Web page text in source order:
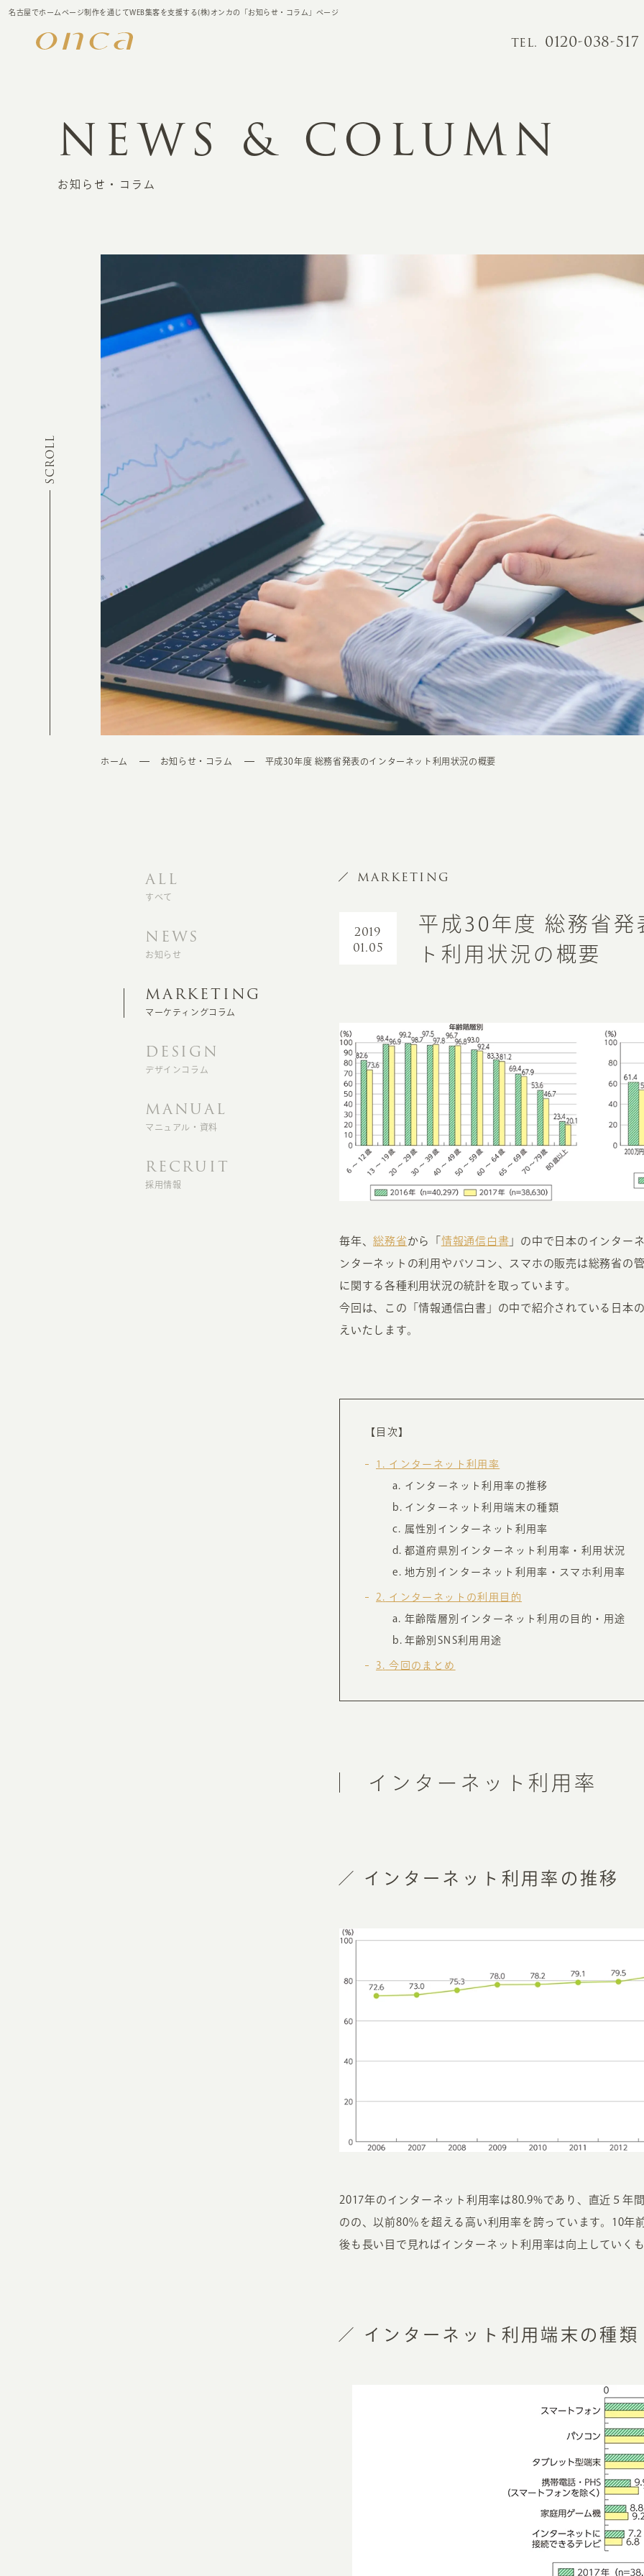
名古屋でホームページ制作を通じてWEB集客を支援する(株)オンカの「お知らせ・コラム」ページ
TEL. 0120-038-517
INFORMATION
ホームページ集客の重要性
よくある質問
お客様の声
ホームページ制作の流れ
お知らせ・コラム
ホームページ集客にかける想い
NEWS & COLUMN
お知らせ・コラム
SCROLL
ホーム お知らせ・コラム 平成30年度 総務省発表のインターネット利用状況の概要
ALL
すべて
NEWS
お知らせ
MARKETING
マーケティングコラム
DESIGN
デザインコラム
MANUAL
マニュアル・資料
RECRUIT
採用情報
MARKETING
平成30年度 総務省発
ト利用状況の概要
2019
01.05
毎年、総務省 から「 情報通信白書 」の中で日本のインター
ンターネットの利用やパソコン、スマホの販売は総務省の
に関する各種利用状況の統計を取っています。
今回は、この「情報通信白書」の中で紹介されている日本
えいたします。
【目次】
1 インターネット利用率
インターネット利用率の推移
インターネット利用端末の種類
属性別インターネット利用率
都道府県別インターネット利用率・利用状況
地方別インターネット利用率・スマホ利用率
2 インターネットの利用目的
年齢階層別インターネット利用の目的・用途
年齢別SNS利用用途
3 今回のまとめ
インターネット利用率
インターネット利用率の推移
2017年のインターネット利用率は80.9%であり、直近５年
のの、以前80％を超える高い利用率を誇っています。10年
後も長い目で見ればインターネット利用率は向上していく
インターネット利用端末の種類